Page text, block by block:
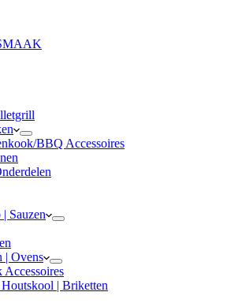
BBQ Accessoires
Sauzen
| Ovens
Accessoires
| Briketten